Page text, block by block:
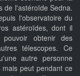
de l'astéroïde Sedna.
l'observatoire du
astéroïdes, dont il
obtenir des
télescopes. Ce
autre personne
peut pendant ce